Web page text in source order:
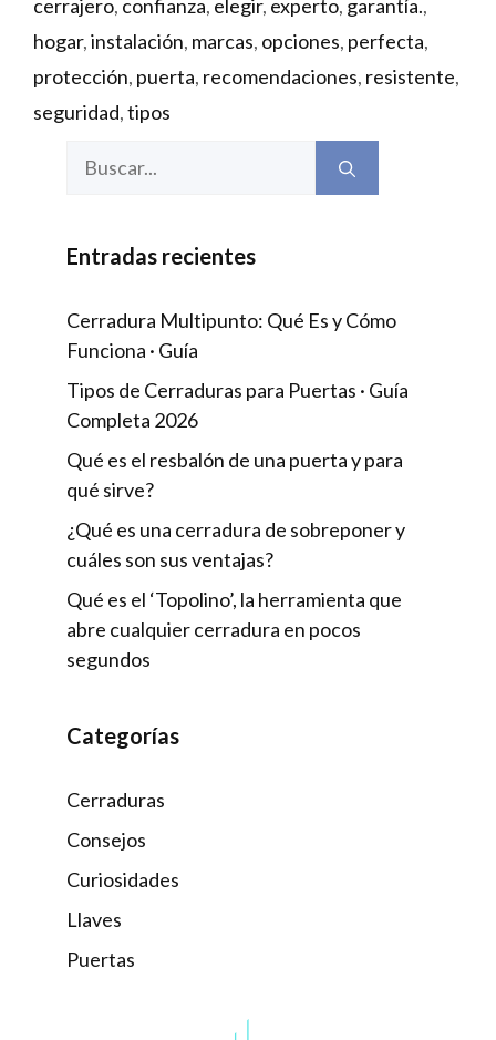
cerrajero, confianza, elegir, experto, garantía.,
hogar,instalación, marcas, opciones, perfecta,
protección, puerta, recomendaciones, resistente,
seguridad,tipos
Entradas recientes
Cerradura Multipunto: Qué Es y Cómo
Funciona · Guía
Tipos de Cerraduras para Puertas · Guía
Completa 2026
Qué es el resbalón de una puerta y para
qué sirve?
¿Qué es una cerradura de sobreponer y
cuáles son sus ventajas?
Qué es el ‘Topolino’, la herramienta que
abre cualquier cerradura en pocos
segundos
Categorías
Cerraduras
Consejos
Curiosidades
Llaves
Puertas